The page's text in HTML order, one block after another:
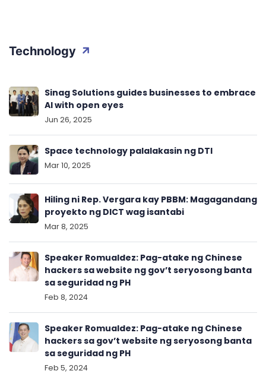
Technology
Sinag Solutions guides businesses to embrace
AI with open eyes
Jun 26, 2025
Space technology palalakasin ng DTI
Mar 10, 2025
Hiling ni Rep. Vergara kay PBBM: Magagandang
proyekto ng DICT wag isantabi
Mar 8, 2025
Speaker Romualdez: Pag-atake ng Chinese
hackers sa website ng gov’t seryosong banta
sa seguridad ng PH
Feb 8, 2024
Speaker Romualdez: Pag-atake ng Chinese
hackers sa gov’t website ng seryosong banta
sa seguridad ng PH
Feb 5, 2024